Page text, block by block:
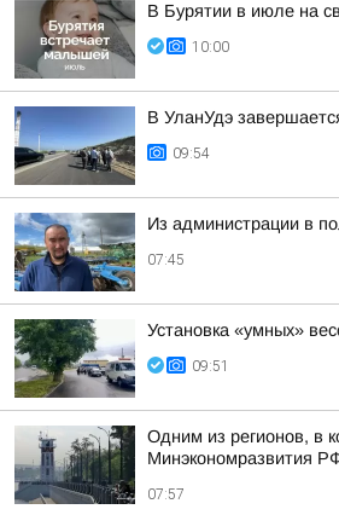
В Бурятии в июле на
10:00
В УланУдэ
09:54
Из администрации в
07:45
Установка «умных»
09:51
Одним из регионов, в
Минэкономразвития
07:57